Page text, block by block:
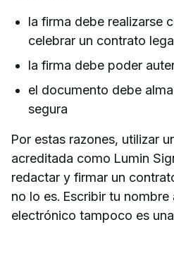
la firma debe realizarse
celebrar un contrato
la firma debe poder
el documento debe
segura
Por estas razones, utilizar
acreditada como Lumin
redactar y firmar un
no lo es. Escribir tu
electrónico tampoco es